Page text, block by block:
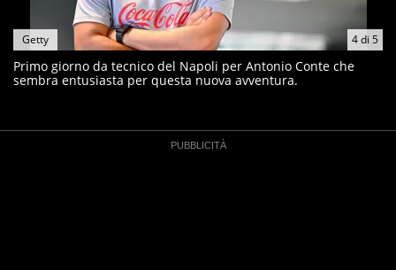
4di 5
Getty
Primo giorno da tecnico del Napoli per Antonio Conte che
sembra entusiasta per questa nuova avventura.